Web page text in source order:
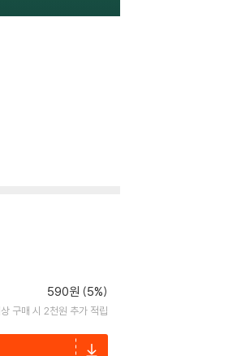
590원 (5%)
구매 시 2천원 추가 적립